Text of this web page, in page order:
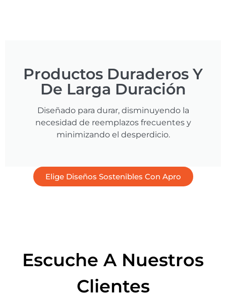
Productos Duraderos Y
De Larga Duración
Diseñado para durar, disminuyendo la
necesidad de reemplazos frecuentes y
minimizando el desperdicio.
Elige Diseños Sostenibles Con Apro
Escuche A Nuestros
Clientes